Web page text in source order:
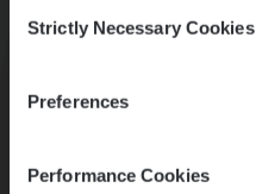
Selection
Strictly Necessary Cookies
Preferences
Performance Cookies